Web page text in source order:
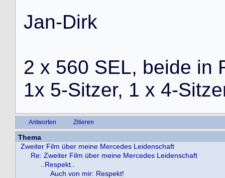
Jan-Dirk
2 x 560 SEL, beide in
1x 5-Sitzer, 1 x 4-Sitze
Antworten Zitieren
Thema
Zweiter Film über meine Mercedes Leidenschaft
Re: Zweiter Film über meine Mercedes Leidenschaft
..Respekt..
Auch von mir: Respekt!